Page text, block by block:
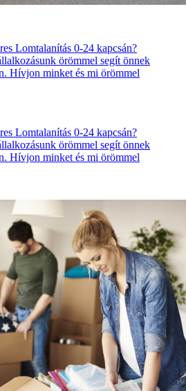
Lomtalanítás 0-24 kapcsán?
örömmel segít önnek
Hívjon minket és mi örömmel
Lomtalanítás 0-24 kapcsán?
örömmel segít önnek
Hívjon minket és mi örömmel